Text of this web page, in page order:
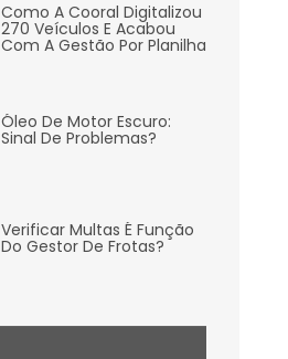
Como A Cooral Digitalizou
270 Veículos E Acabou
Com A Gestão Por Planilha
Óleo De Motor Escuro:
Sinal De Problemas?
Verificar Multas É Função
Do Gestor De Frotas?